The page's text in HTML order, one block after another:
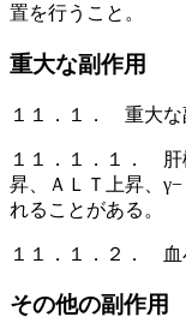
置を行うこと。
重大な副作用
１１．１． 重大な
１１．１．１． 肝
昇、ＡＬＴ上昇、
れることがある。
１１．１．２． 血
その他の副作用